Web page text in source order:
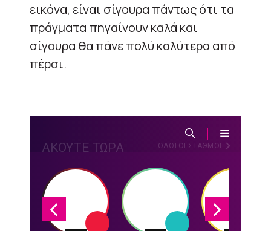
εικόνα, είναι σίγουρα πάντως ότι τα
πράγματα πηγαίνουν καλά και
σίγουρα θα πάνε πολύ καλύτερα από
πέρσι.